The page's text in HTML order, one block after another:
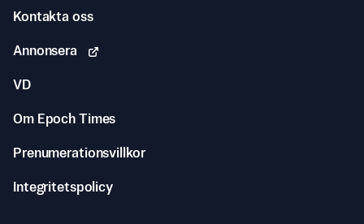
Kontakta oss
Annonsera
VD
Om Epoch Times
Prenumerationsvillkor
Integritetspolicy